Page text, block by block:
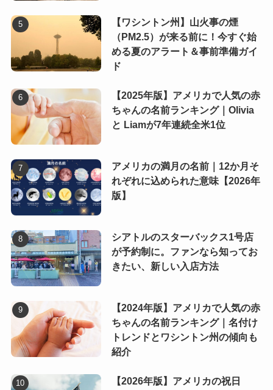
【ワシントン州】山火事の煙
（PM2.5）が来る前に！今すぐ始
める夏のアラート＆事前準備ガイ
ド
【2025年版】アメリカで人気の赤
ちゃんの名前ランキング｜Olivia
と Liamが7年連続全米1位
アメリカの満月の名前｜12か月そ
れぞれに込められた意味【2026年
版】
シアトルのスターバックス1号店
が予約制に。ファンなら知ってお
きたい、新しい入店方法
【2024年版】アメリカで人気の赤
ちゃんの名前ランキング｜名付け
トレンドとワシントン州の傾向も
紹介
【2026年版】アメリカの祝日